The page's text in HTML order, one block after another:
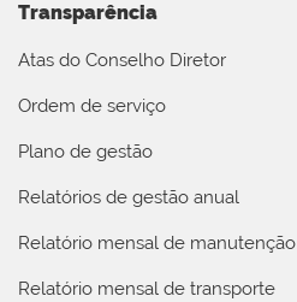
Transparência
Atas do Conselho Diretor
Ordem de serviço
Plano de gestão
Relatórios de gestão anual
Relatório mensal de manutenção
Relatório mensal de transporte